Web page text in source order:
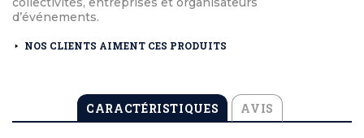
d’événements.
NOS CLIENTS AIMENT CES PRODUITS
CARACTÉRISTIQUES AVIS